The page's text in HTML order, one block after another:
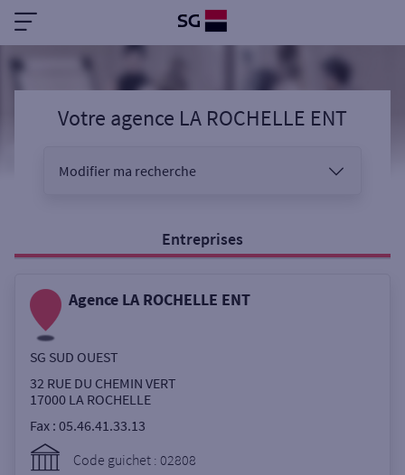
Votre agence LA ROCHELLE ENT
Modifier ma recherche
Sélectionnez votre recherche
Ouverte le samedi
Ouverte le lundi
Coffre-fort
Entreprises
Agence LA ROCHELLE ENT
SG SUD OUEST
32 RUE DU CHEMIN VERT
17000 LA ROCHELLE
Fax : 05.46.41.33.13
Code guichet : 02808